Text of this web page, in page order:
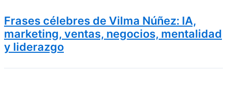
Frases célebres de Vilma Núñez: IA,
marketing, ventas, negocios, mentalidad
y liderazgo